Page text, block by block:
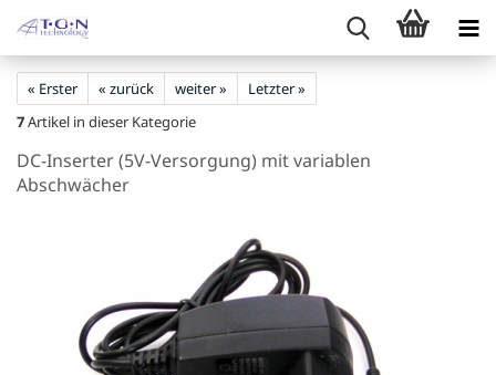
« Erster « zurück weiter »
Letzter »
7Artikel in dieser Kategorie
DC-Inserter (5V-Versorgung) mit variablen
Abschwächer